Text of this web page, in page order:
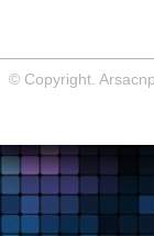
© Copyright.